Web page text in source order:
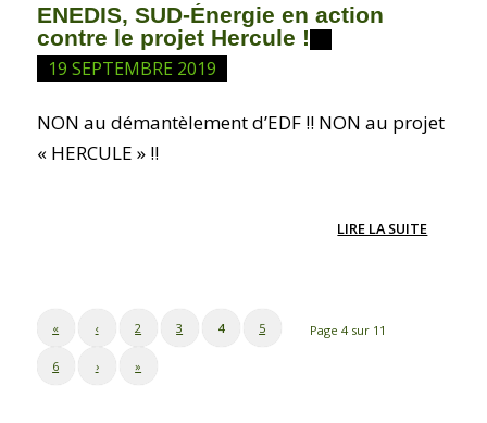
ENEDIS, SUD-Énergie en action
contre le projet Hercule !
19 SEPTEMBRE 2019
NON au démantèlement d’EDF !! NON au projet
« HERCULE » !!
LIRE LA SUITE
Page 4 sur 11
« ‹ 2 3 4 5
6 › »